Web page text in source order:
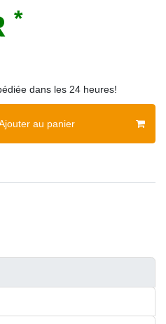
*
dans les 24 heures!
au panier